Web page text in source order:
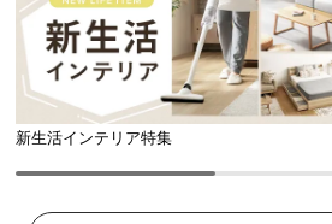
新生活インテリア特集